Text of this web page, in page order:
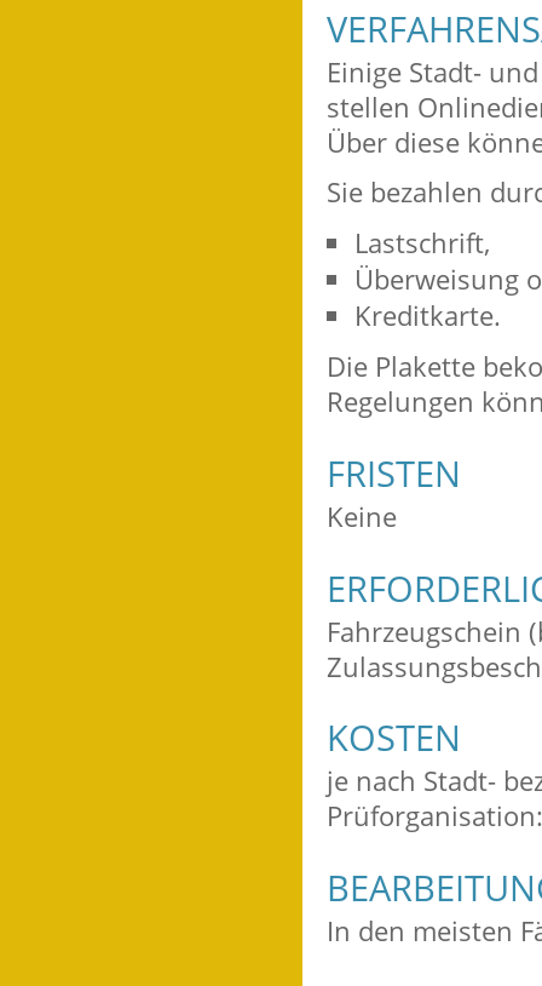
Einige Stadt-
stellen
Über diese
Sie bezahlen
Lastschrift,
Überweisung
Kreditkarte.
Die Plakette
Regelungen
FRISTEN
Keine
Fahrzeugschein
KOSTEN
je nach Stadt-
In den meisten